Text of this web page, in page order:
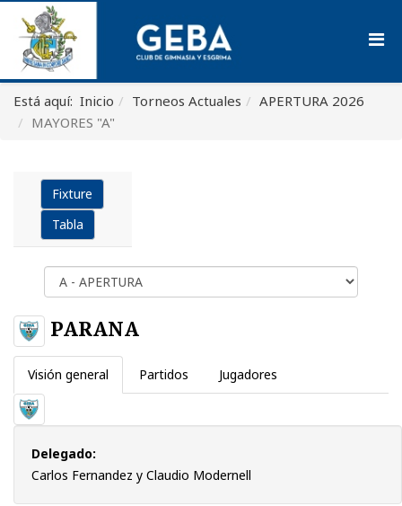
Está aquí: Inicio Torneos Actuales
APERTURA 2026
MAYORES "A"
Fixture
Tabla
PARANA
Visión general Partidos Jugadores
Delegado:
Carlos Fernandez y Claudio Modernell